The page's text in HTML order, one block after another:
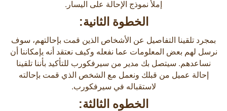
إملأ نموذج الإحالة على اليسار.
الخطوة الثانية:
بمجرد تلقينا التفاصيل عن الأشخاص الذين قمت بإحالتهم، سوف
نرسل لهم بعض المعلومات عما نفعله وكيف نعتقد أنه يإمكاننا أن
نساعدهم. سيتصل بك مدير من سيرفكورب للتأكيد بأننا تلقينا
إحالة عميل من قبلك ونعمل مع الشخص الذي قمت بإحالته
لاستقباله في سيرفكورب.
الخطوه الثالثة: